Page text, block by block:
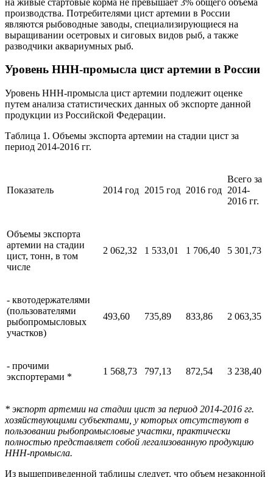
производства. Потребителями цист артемии в России
являются рыбоводные заводы, специализирующиеся на
выращивании осетровых и сиговых видов рыб, а также
разводчики аквариумных рыб.
Уровень ННН-промысла цист артемии в России
Уровень ННН-промысла цист артемии подлежит оценке
путем анализа статистических данных об экспорте данной
продукции из Российской Федерации.
Таблица 1. Объемы экспорта артемии на стадии цист за
период 2014-2016 гг.
Показатель 2014 год 2015 год 2016 год
Всего за
2014-
2016 гг.
Объемы экспорта
артемии на стадии
цист, тонн, в том
числе
2 062,32 1 533,01 1 706,40 5 301,73
- квотодержателями
(пользователями
рыбопромысловых
участков)
493,60 735,89 833,86 2 063,35
- прочими
экспортерами *
1 568,73 797,13 872,54 3 238,40
* экспорт артемии на стадии цист за период 2014-2016 гг.
хозяйствующими субъектами, у которых отсутствуют в
пользовании рыбопромысловые участки, практически
полностью представляет собой легализованную продукцию
ННН-промысла.
Из вышеприведенной таблицы следует, что объем незаконной